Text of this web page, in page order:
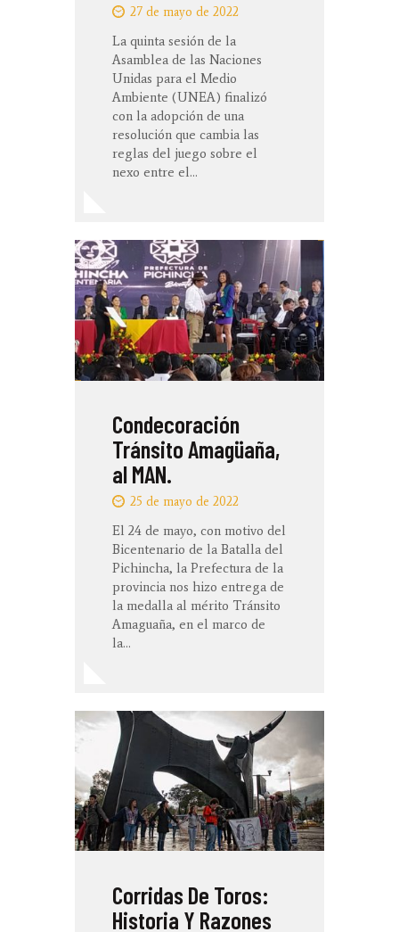
27 de mayo de 2022
La quinta sesión de la
Asamblea de las Naciones
Unidas para el Medio
Ambiente (UNEA) finalizó
con la adopción de una
resolución que cambia las
reglas del juego sobre el
nexo entre el…
Condecoración
Tránsito Amagüaña,
al MAN.
25 de mayo de 2022
El 24 de mayo, con motivo del
Bicentenario de la Batalla del
Pichincha, la Prefectura de la
provincia nos hizo entrega de
la medalla al mérito Tránsito
Amaguaña, en el marco de
la…
Corridas De Toros:
Historia Y Razones